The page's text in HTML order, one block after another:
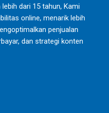
dari 15 tahun, Kami
online, menarik lebih
penjualan
dan strategi konten